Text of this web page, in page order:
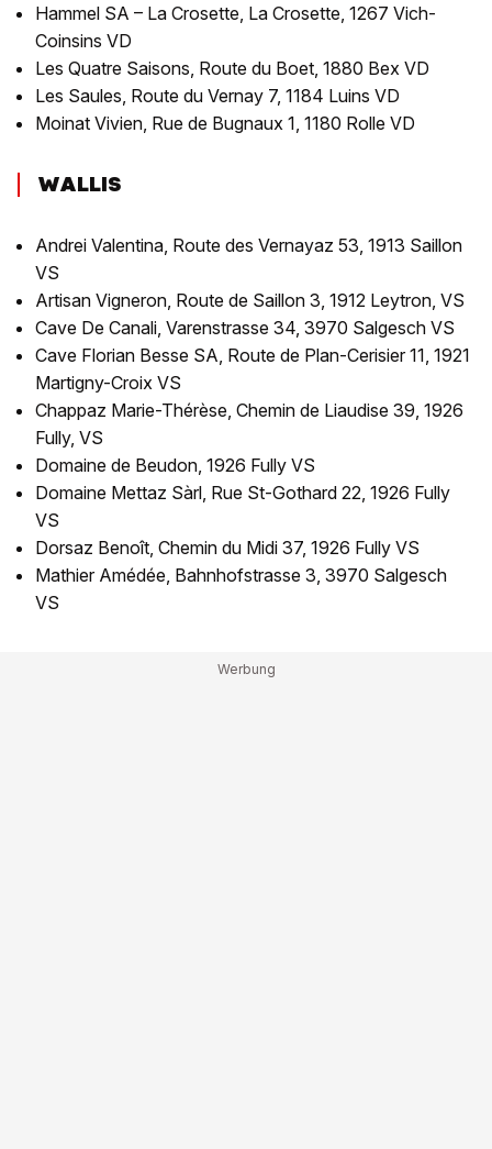
Hammel SA – La Crosette, La Crosette, 1267 Vich-
Coinsins VD
Les Quatre Saisons, Route du Boet, 1880 Bex VD
Les Saules, Route du Vernay 7, 1184 Luins VD
Moinat Vivien, Rue de Bugnaux 1, 1180 Rolle VD
WALLIS
Andrei Valentina, Route des Vernayaz 53, 1913 Saillon
VS
Artisan Vigneron, Route de Saillon 3, 1912 Leytron, VS
Cave De Canali, Varenstrasse 34, 3970 Salgesch VS
Cave Florian Besse SA, Route de Plan-Cerisier 11, 1921
Martigny-Croix VS
Chappaz Marie-Thérèse, Chemin de Liaudise 39, 1926
Fully, VS
Domaine de Beudon, 1926 Fully VS
Domaine Mettaz Sàrl, Rue St-Gothard 22, 1926 Fully
VS
Dorsaz Benoît, Chemin du Midi 37, 1926 Fully VS
Mathier Amédée, Bahnhofstrasse 3, 3970 Salgesch
VS